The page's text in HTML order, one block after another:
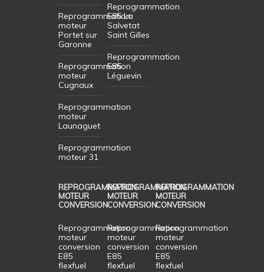
Reprogrammation
moteur
Portet sur
Garonne
Reprogrammation
moteur
Cugnaux
Reprogrammation
moteur
Launaguet
Reprogrammation
moteur 31
Reprogrammation
E85 La
Salvetat
Saint Gilles
Reprogrammation
E85
Léguevin
REPROGRAMMATION
MOTEUR
CONVERSION
Reprogrammation
moteur
conversion
E85
flexfuel
REPROGRAMMATION
MOTEUR
CONVERSION
Reprogrammation
moteur
conversion
E85
flexfuel
REPROGRAMMATION
MOTEUR
CONVERSION
Reprogrammation
moteur
conversion
E85
flexfuel